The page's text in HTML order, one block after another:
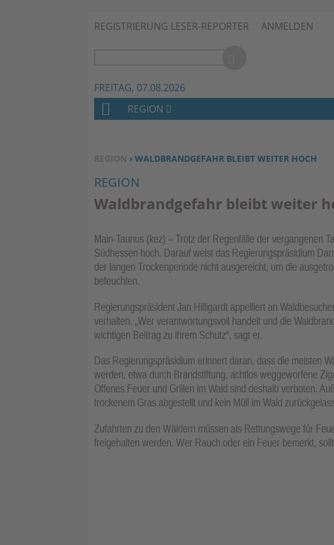
REGISTRIERUNG LESER-REPORTER ANMELDEN
FREITAG, 07.08.2026
SIE BEFINDEN SICH HIER:
REGION › WALDBRANDGEFAHR BLEIBT WEITER HOCH
REGION
Waldbrandgefahr bleibt weiter
Main-Taunus (kez) – Trotz der Regenfälle der vergangenen
Südhessen hoch. Darauf weist das Regierungspräsidium
der langen Trockenperiode nicht ausgereicht, um die
befeuchten.
Regierungspräsident Jan Hilligardt appelliert an
verhalten. „Wer verantwortungsvoll handelt und die
wichtigen Beitrag zu ihrem Schutz“, sagt er.
Das Regierungspräsidium erinnert daran, dass die meisten
werden, etwa durch Brandstiftung, achtlos weggeworfene
Offenes Feuer und Grillen im Wald sind deshalb verboten.
trockenem Gras abgestellt und kein Müll im Wald
Zufahrten zu den Wäldern müssen als Rettungswege für
freigehalten werden. Wer Rauch oder ein Feuer bemerkt,
H
M
E
REGION